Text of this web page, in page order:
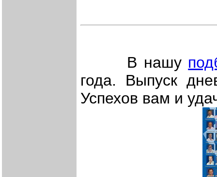
В нашу
года. Выпуск
Успехов вам и